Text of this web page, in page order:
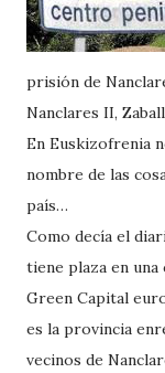
prisión de
Nanclares II,
En Euskizofrenia
nombre de las
país…
Como decía el
tiene plaza en una
Green Capital
es la provincia
vecinos de